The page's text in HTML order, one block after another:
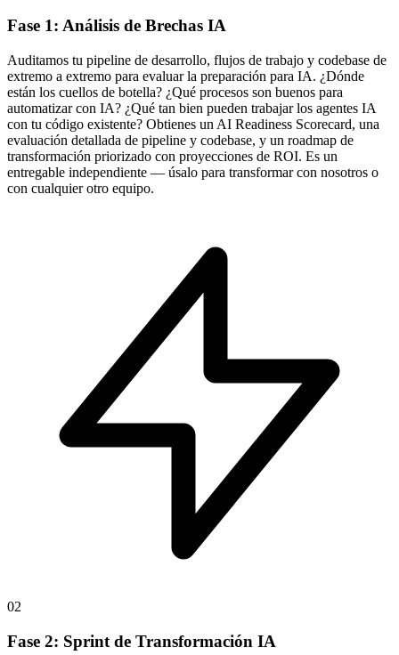
Fase 1: Análisis de Brechas IA
Auditamos tu pipeline de desarrollo, flujos de trabajo y codebase de
extremo a extremo para evaluar la preparación para IA. ¿Dónde
están los cuellos de botella? ¿Qué procesos son buenos para
automatizar con IA? ¿Qué tan bien pueden trabajar los agentes IA
con tu código existente? Obtienes un AI Readiness Scorecard, una
evaluación detallada de pipeline y codebase, y un roadmap de
transformación priorizado con proyecciones de ROI. Es un
entregable independiente — úsalo para transformar con nosotros o
con cualquier otro equipo.
02
Fase 2: Sprint de Transformación IA